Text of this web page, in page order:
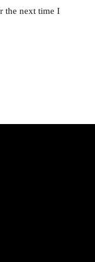
the next time I